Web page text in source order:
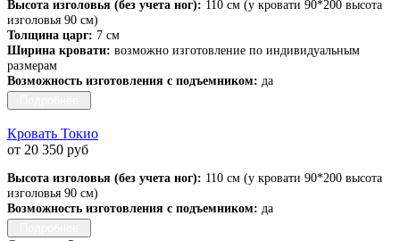
Высота изголовья (без учета ног): 110 см (у кровати 90*200 высота
изголовья 90 см)
Толщина царг: 7 см
Ширина кровати: возможно изготовление по индивидуальным
размерам
Возможность изготовления с подъемником: да
Кровать Токио
от 20 350 руб
Высота изголовья (без учета ног): 110 см (у кровати 90*200 высота
изголовья 90 см)
Возможность изготовления с подъемником: да